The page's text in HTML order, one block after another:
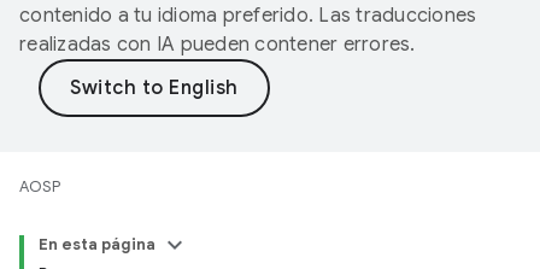
contenido a tu idioma preferido. Las traducciones
realizadas con IA pueden contener errores.
AOSP
En esta página